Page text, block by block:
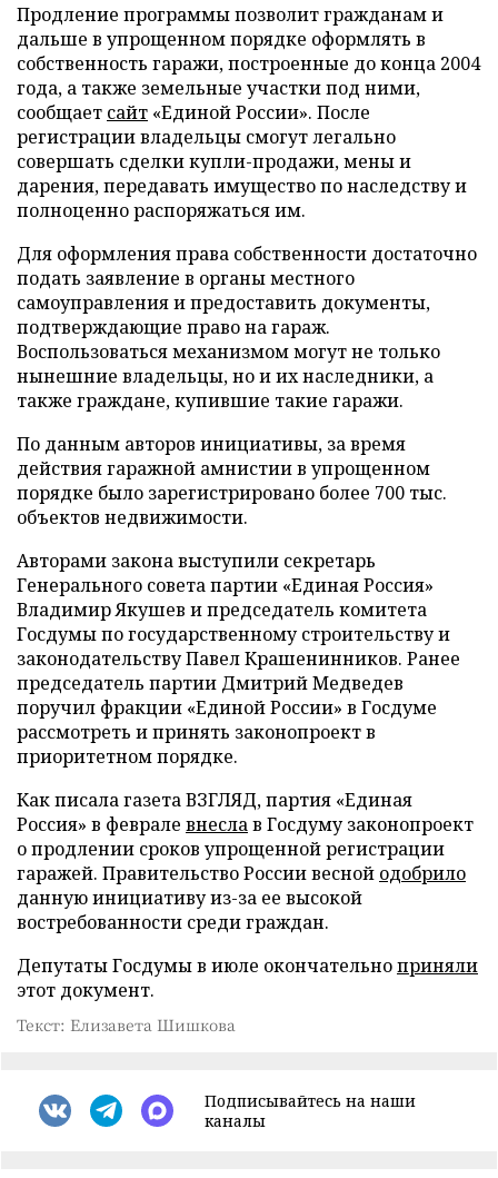
Продление программы позволит гражданам и
дальше в упрощенном порядке оформлять в
собственность гаражи, построенные до конца 2004
года, а также земельные участки под ними,
сообщает сайт «Единой России». После
регистрации владельцы смогут легально
совершать сделки купли-продажи, мены и
дарения, передавать имущество по наследству и
полноценно распоряжаться им.
Для оформления права собственности достаточно
подать заявление в органы местного
самоуправления и предоставить документы,
подтверждающие право на гараж.
Воспользоваться механизмом могут не только
нынешние владельцы, но и их наследники, а
также граждане, купившие такие гаражи.
По данным авторов инициативы, за время
действия гаражной амнистии в упрощенном
порядке было зарегистрировано более 700 тыс.
объектов недвижимости.
Авторами закона выступили секретарь
Генерального совета партии «Единая Россия»
Владимир Якушев и председатель комитета
Госдумы по государственному строительству и
законодательству Павел Крашенинников. Ранее
председатель партии Дмитрий Медведев
поручил фракции «Единой России» в Госдуме
рассмотреть и принять законопроект в
приоритетном порядке.
Как писала газета ВЗГЛЯД, партия «Единая
Россия» в феврале внеслав Госдуму законопроект
о продлении сроков упрощенной регистрации
гаражей. Правительство России весной одобрило
данную инициативу из-за ее высокой
востребованности среди граждан.
Депутаты Госдумы в июле окончательноприняли
этот документ.
Текст: Елизавета Шишкова
Подписывайтесь на наши
каналы